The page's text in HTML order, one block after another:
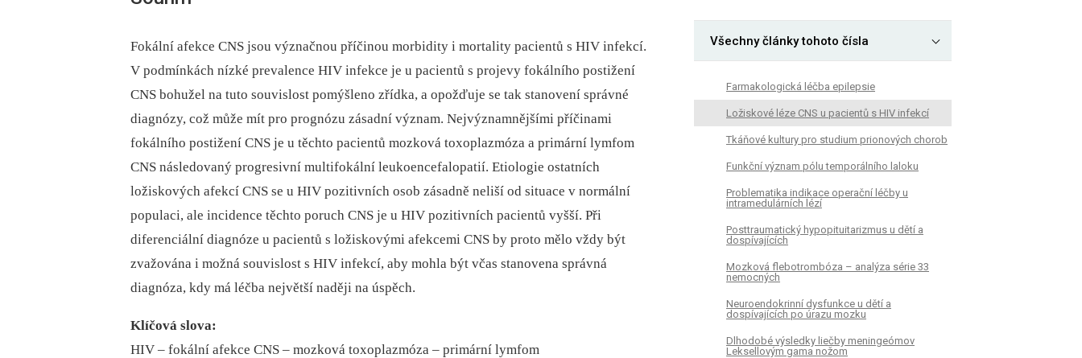
Fokální afekce CNS jsou význačnou příčinou morbidity i mortality pacientů s HIV infekcí.
V podmínkách nízké prevalence HIV infekce je u pacientů s projevy fokálního postižení
CNS bohužel na tuto souvislost pomýšleno zřídka, a opožďuje se tak stanovení správné
diagnózy, což může mít pro prognózu zásadní význam. Nejvýznamnějšími příčinami
fokálního postižení CNS je u těchto pacientů mozková toxoplazmóza a primární lymfom
CNS následovaný progresivní multifokální leukoencefalopatií. Etiologie ostatních
ložiskových afekcí CNS se u HIV pozitivních osob zásadně neliší od situace v normální
populaci, ale incidence těchto poruch CNS je u HIV pozitivních pacientů vyšší. Při
diferenciální diagnóze u pacientů s ložiskovými afekcemi CNS by proto mělo vždy být
zvažována i možná souvislost s HIV infekcí, aby mohla být včas stanovena správná
diagnóza, kdy má léčba největší naději na úspěch.
Klíčová slova:
HIV –⁠ fokální afekce CNS –⁠ mozková toxoplazmóza –⁠ primární lymfom
Všechny články tohoto čísla
Farmakologická léčba epilepsie
Ložiskové léze CNS u pacientů s HIV infekcí
Tkáňové kultury pro studium prionových chorob
Funkční význam pólu temporálního laloku
Problematika indikace operační léčby u
intramedulárních lézí
Posttraumatický hypopituitarizmus u dětí a
dospívajících
Mozková flebotrombóza – analýza série 33
nemocných
Neuroendokrinní dysfunkce u dětí a
dospívajících po úrazu mozku
Dlhodobé výsledky liečby meningeómov
Leksellovým gama nožom